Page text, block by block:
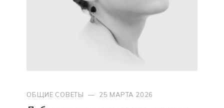
ОБЩИЕ СОВЕТЫ — 25 МАРТА 2026